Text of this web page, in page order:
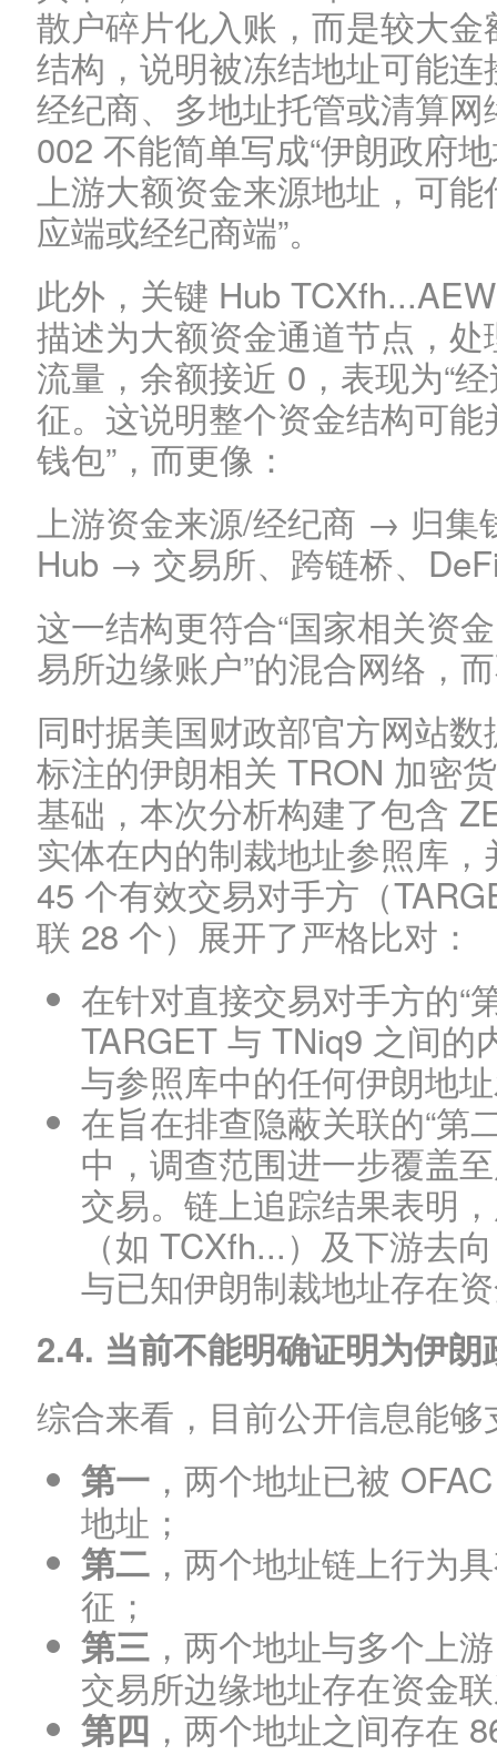
散户碎片化入账，而是较大
结构，说明被冻结地址可能
经纪商、多地址托管或清算
002 不能简单写成“伊朗政府
上游大额资金来源地址，可
应端或经纪商端”。
此外，关键 Hub
描述为大额资金通道节点，
流量，余额接近 0，表现为“
征。这说明整个资金结构可
钱包”，而更像：
上游资金来源/经纪商 → 归
Hub → 交易所、跨链桥、
这一结构更符合“国家相关资
易所边缘账户”的混合网络，
同时据美国财政部官方网站
标注的伊朗相关 TRON 加密
基础，本次分析构建了包含
实体在内的制裁地址参照库
45 个有效交易对手方（
联 28 个）展开了严格比对：
在针对直接交易对手方的“
TARGET 与 TNiq9 之间的
与参照库中的任何伊朗地
在旨在排查隐蔽关联的“第
中，调查范围进一步覆盖
交易。链上追踪结果表明
（如 TCXfh...）及下游去
与已知伊朗制裁地址存在
2.4. 当前不能明确证明为伊
综合来看，目前公开信息能
第一 ，两个地址已被
地址；
第二 ，两个地址链上行为
征；
第三 ，两个地址与多个上
交易所边缘地址存在资金
第四 ，两个地址之间存在